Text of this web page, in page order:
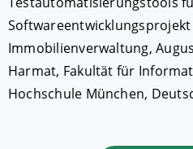
Immobilienverwaltung,
Harmat, Fakultät für
Hochschule München,